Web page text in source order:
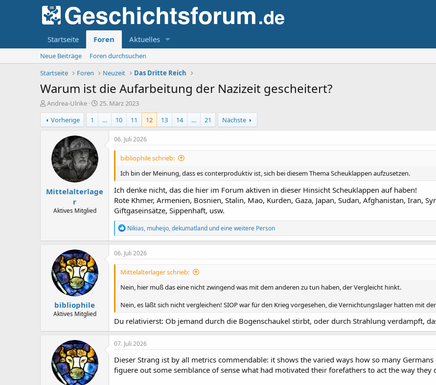
Startseite Foren Aktuelles
Neue Beiträge
Foren durchsuchen
Startseite
Foren Neuzeit Das Dritte Reich
Warum ist die Aufarbeitung der Nazizeit gescheitert?
E
r
s
t
Andrea-Ulrike
E
r
t
25. März 2023
Vorherige
1 … 10 11 12 13 14 … 21 Nächste
Mittelalterlage
r
Aktives Mitglied
06. Juli 2026
bibliophile schrieb:
Ich bin der Meinung, dass es conterproduktiv ist, sich bei diesem Thema Scheuklappen aufzusetzen.
Ich denke nicht, das die hier im Forum aktiven in dieser Hinsicht Scheuklappen auf haben!
Rote Khmer, Armenien, Bosnien, Stalin, Mao, Kurden, Gaza, Japan, Sudan, Afghanistan, Iran,
Giftgaseinsätze, Sippenhaft, usw.
R
e
a
k
o
e
:
Nikias, muheijo,dekumatland und eine weitere Person
bibliophile
Aktives Mitglied
06. Juli 2026
Mittelalterlager schrieb:
Nein, hier muß das eine nicht zwingend was mit dem anderen zu tun haben, der Vergleicht hinkt.
Nein, es läßt sich nicht vergleichen! SIOP war für den Krieg vorgesehen, die Vernichtungslager hatten mit
Du relativierst: Ob jemand durch die Bogenschaukel stirbt, oder durch Strahlung verdampft,
07. Juli 2026
Dieser Strang ist by all metrics commendable: it shows the varied ways how so many
figuere out some semblance of sense what had motivated their forefathers to act the way they